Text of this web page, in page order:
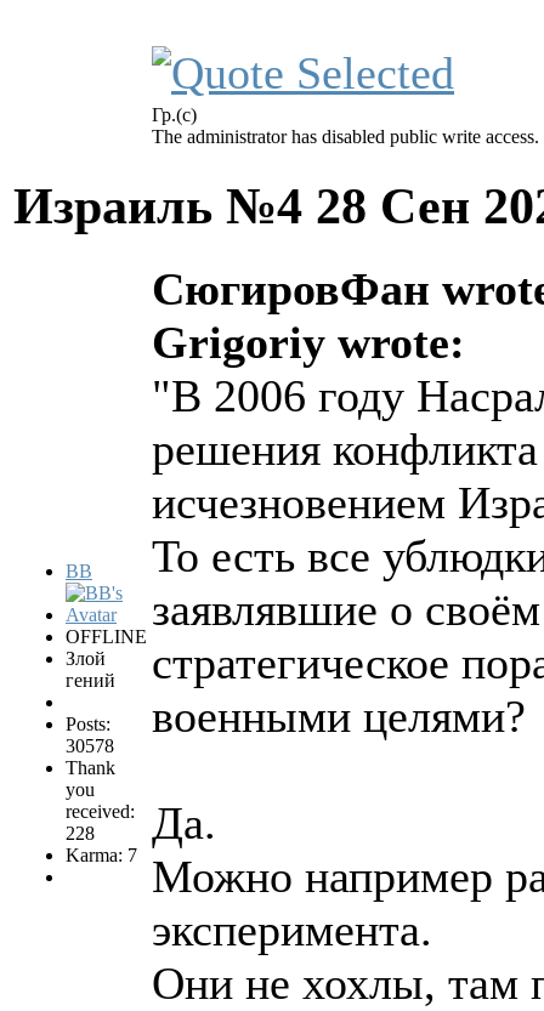
Гр.(с)
The administrator has disabled public write access.
Израиль №4 28 Сен
BB
OFFLINE
Злой
гений
Posts:
30578
Thank
you
received:
228
Karma: 7
СюгировФан
Grigoriy wrote:
"В 2006 году
решения
исчезновением
То есть все
заявлявшие о
стратегическое
военными целями?
Да.
Можно например
эксперимента.
Они не хохлы, там